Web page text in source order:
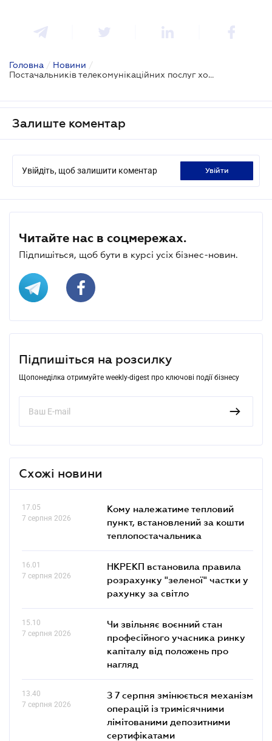
Головна / Новини /
Постачальників телекомунікаційних послуг хочуть захистити від завищеної плати за доступ до будинкової інфраструктури
Залиште коментар
Увійдіть, щоб залишити коментар увійти
Читайте нас в соцмережах.
Підпишіться, щоб бути в курсі усіх бізнес-новин.
Підпишіться на розсилку
Щопонеділка отримуйте weekly-digest про ключові події бізнесу
Схожі новини
17.05
7 серпня 2026
Кому належатиме тепловий
пункт, встановлений за кошти
теплопостачальника
16.01
7 серпня 2026
НКРЕКП встановила правила
розрахунку "зеленої" частки у
рахунку за світло
15.10
7 серпня 2026
Чи звільняє воєнний стан
професійного учасника ринку
капіталу від положень про
нагляд
13.40
7 серпня 2026
З 7 серпня змінюється механізм
операцій із тримісячними
лімітованими депозитними
сертифікатами